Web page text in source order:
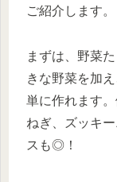
ご紹介します。
まずは、野菜
きな野菜を加
単に作れます
ねぎ、ズッキ
スも◎！